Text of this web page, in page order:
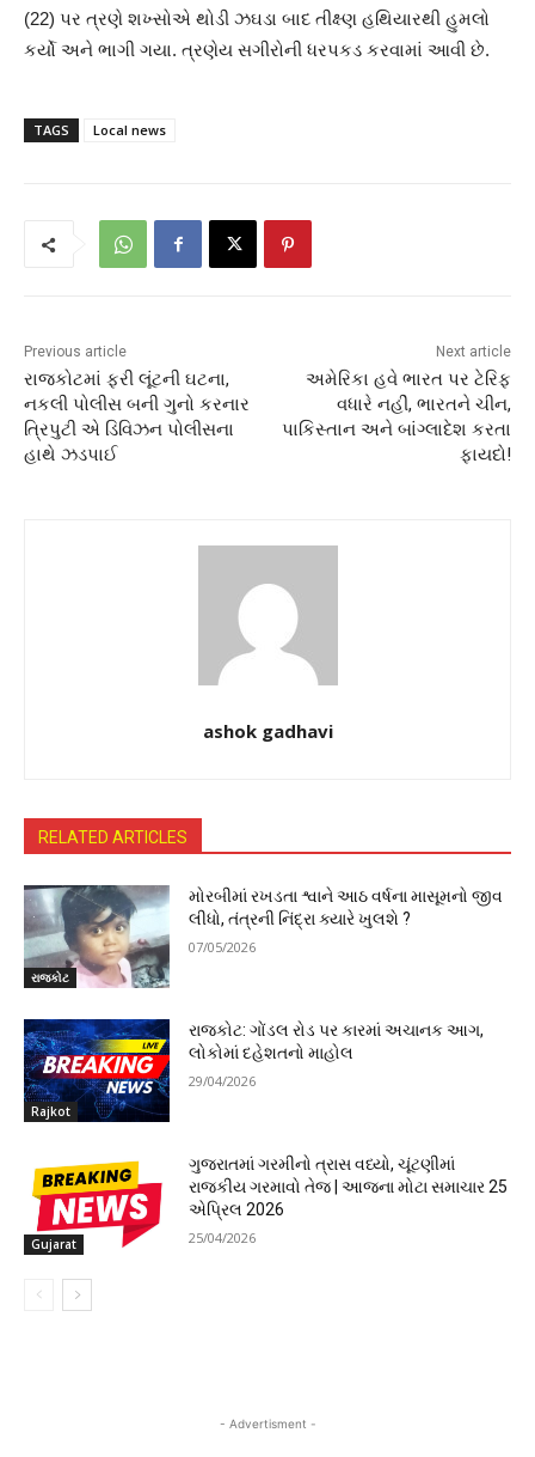
(22) પર ત્રણે શખ્સોએ થોડી ઝઘડા બાદ તીક્ષ્ણ હથિયારથી હુમલો
કર્યો અને ભાગી ગયા. ત્રણેય સગીરોની ધરપકડ કરવામાં આવી છે.
TAGS Local news
Previous article
રાજકોટમાં ફરી લૂંટની ઘટના,
નકલી પોલીસ બની ગુનો કરનાર
ત્રિપુટી એ ડિવિઝન પોલીસના
હાથે ઝડપાઈ
Next article
અમેરિકા હવે ભારત પર ટેરિફ
વધારે નહીં, ભારતને ચીન,
પાકિસ્તાન અને બાંગ્લાદેશ કરતા
ફાયદો!
ashok gadhavi
RELATED ARTICLES
રાજકોટ
મોરબીમાં રખડતા શ્વાને આઠ વર્ષના માસૂમનો જીવ
લીધો, તંત્રની નિંદ્રા ક્યારે ખુલશે ?
07/05/2026
Rajkot
રાજકોટ: ગોંડલ રોડ પર કારમાં અચાનક આગ,
લોકોમાં દહેશતનો માહોલ
29/04/2026
Gujarat
ગુજરાતમાં ગરમીનો ત્રાસ વધ્યો, ચૂંટણીમાં
રાજકીય ગરમાવો તેજ | આજના મોટા સમાચાર 25
એપ્રિલ 2026
25/04/2026
- Advertisment -